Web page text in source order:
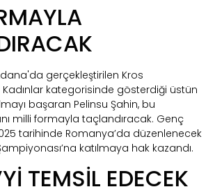
gerçekleştirilen Kros
Kadınlar kategorisinde gösterdiği üstün
başaran Pelinsu Şahin, bu
milli formayla taçlandıracak. Genç
tarihinde Romanya’da düzenlenecek
katılmaya hak kazandı.
TEMSİL EDECEK